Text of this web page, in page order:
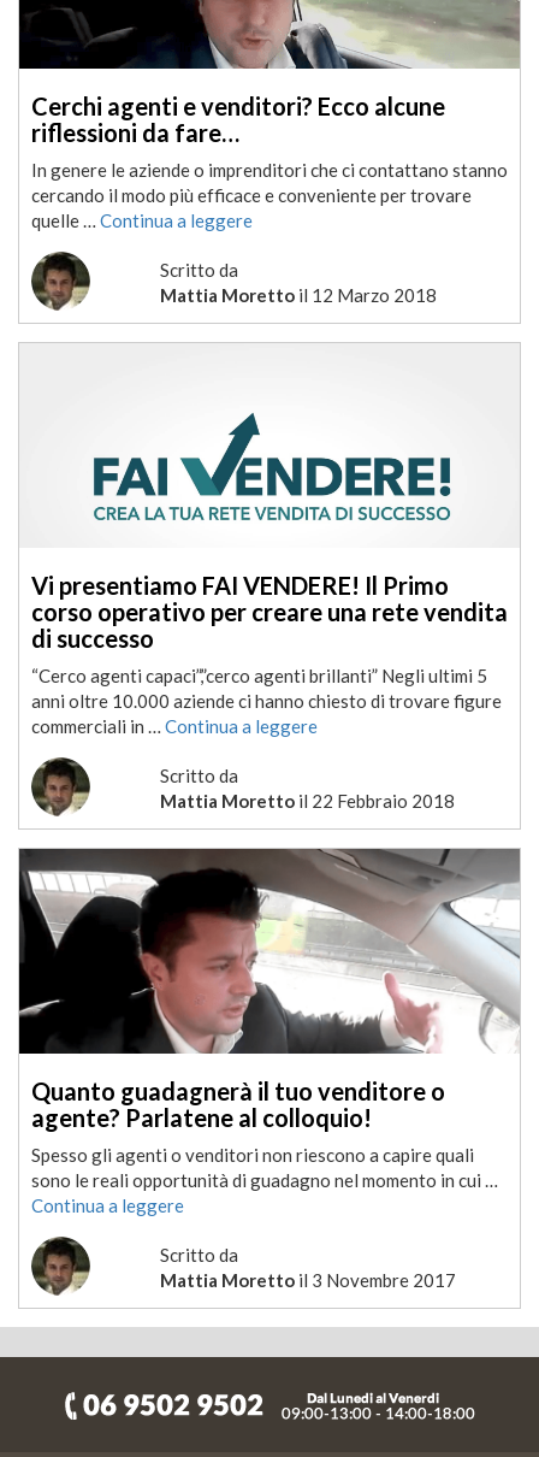
Cerchi agenti e venditori? Ecco alcune
riflessioni da fare…
In genere le aziende o imprenditori che ci contattano stanno
cercando il modo più efficace e conveniente per trovare
quelle … Continua a leggere
Scritto da
Mattia Morettoil 12 Marzo 2018
Vi presentiamo FAI VENDERE! Il Primo
corso operativo per creare una rete vendita
di successo
“Cerco agenti capaci”,”cerco agenti brillanti” Negli ultimi 5
anni oltre 10.000 aziende ci hanno chiesto di trovare figure
commerciali in … Continua a leggere
Scritto da
Mattia Morettoil 22 Febbraio 2018
Quanto guadagnerà il tuo venditore o
agente? Parlatene al colloquio!
Spesso gli agenti o venditori non riescono a capire quali
sono le reali opportunità di guadagno nel momento in cui …
Continua a leggere
Scritto da
Mattia Morettoil 3 Novembre 2017